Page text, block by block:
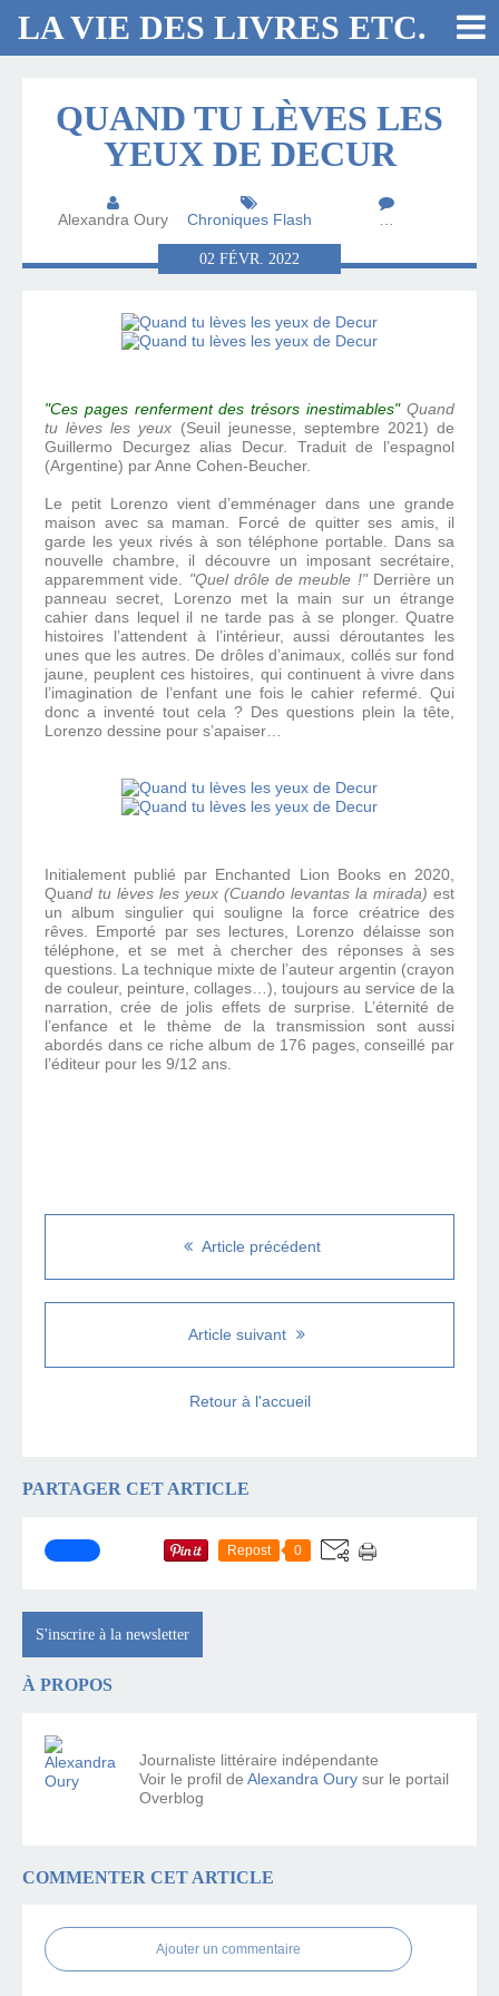
LA VIE DES LIVRES ETC.
QUAND TU LÈVES LES
YEUX DE DECUR
Alexandra Oury Chroniques Flash …
02 FÉVR. 2022
"Ces pages renferment des trésors inestimables" Quand
tu lèves les yeux (Seuil jeunesse, septembre 2021) de
Guillermo Decurgez alias Decur. Traduit de l’espagnol
(Argentine) par Anne Cohen-Beucher.
Le petit Lorenzo vient d’emménager dans une grande
maison avec sa maman. Forcé de quitter ses amis, il
garde les yeux rivés à son téléphone portable. Dans sa
nouvelle chambre, il découvre un imposant secrétaire,
apparemment vide. "Quel drôle de meuble !"Derrière un
panneau secret, Lorenzo met la main sur un étrange
cahier dans lequel il ne tarde pas à se plonger. Quatre
histoires l’attendent à l’intérieur, aussi déroutantes les
unes que les autres. De drôles d’animaux, collés sur fond
jaune, peuplent ces histoires, qui continuent à vivre dans
l’imagination de l’enfant une fois le cahier refermé. Qui
donc a inventé tout cela ? Des questions plein la tête,
Lorenzo dessine pour s’apaiser…
Initialement publié par Enchanted Lion Books en 2020,
Quand tu lèves les yeux (Cuando levantas la mirada) est
un album singulier qui souligne la force créatrice des
rêves. Emporté par ses lectures, Lorenzo délaisse son
téléphone, et se met à chercher des réponses à ses
questions. La technique mixte de l’auteur argentin (crayon
de couleur, peinture, collages…), toujours au service de la
narration, crée de jolis effets de surprise. L’éternité de
l’enfance et le thème de la transmission sont aussi
abordés dans ce riche album de 176 pages, conseillé par
l’éditeur pour les 9/12 ans.
Article précédent
Article suivant
Retour à l'accueil
PARTAGER CET ARTICLE
Repost 0
S'inscrire à la newsletter
À PROPOS
Journaliste littéraire indépendante
Voir le profil de Alexandra Oury sur le portail
Overblog
COMMENTER CET ARTICLE
Ajouter un commentaire